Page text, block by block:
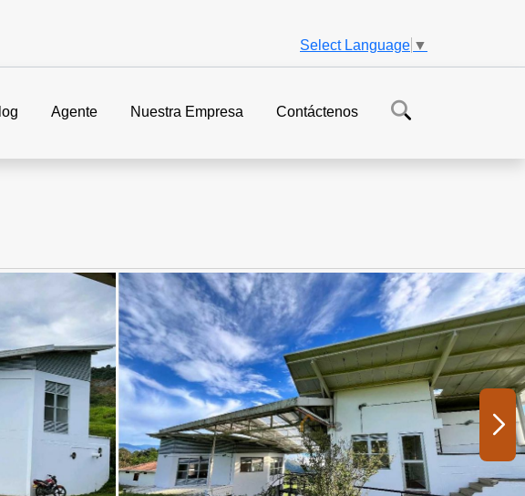
Select Language ▼
Agente Nuestra Empresa Contáctenos